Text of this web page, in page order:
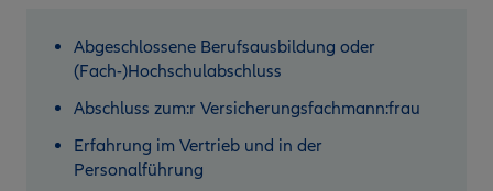
Abgeschlossene Berufsausbildung oder
(Fach-)Hochschulabschluss
Abschluss zum:r Versicherungsfachmann:frau
Erfahrung im Vertrieb und in der
Personalführung